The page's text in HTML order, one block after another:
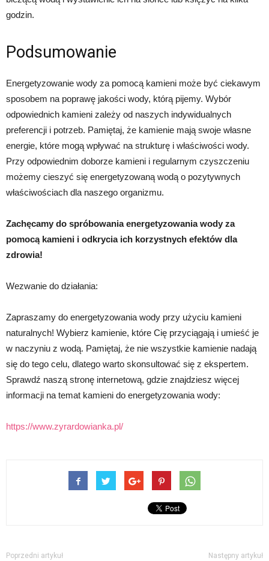
godzin.
Podsumowanie
Energetyzowanie wody za pomocą kamieni może być ciekawym
sposobem na poprawę jakości wody, którą pijemy. Wybór
odpowiednich kamieni zależy od naszych indywidualnych
preferencji i potrzeb. Pamiętaj, że kamienie mają swoje własne
energie, które mogą wpływać na strukturę i właściwości wody.
Przy odpowiednim doborze kamieni i regularnym czyszczeniu
możemy cieszyć się energetyzowaną wodą o pozytywnych
właściwościach dla naszego organizmu.
Zachęcamy do spróbowania energetyzowania wody za
pomocą kamieni i odkrycia ich korzystnych efektów dla
zdrowia!
Wezwanie do działania:
Zapraszamy do energetyzowania wody przy użyciu kamieni
naturalnych! Wybierz kamienie, które Cię przyciągają i umieść je
w naczyniu z wodą. Pamiętaj, że nie wszystkie kamienie nadają
się do tego celu, dlatego warto skonsultować się z ekspertem.
Sprawdź naszą stronę internetową, gdzie znajdziesz więcej
informacji na temat kamieni do energetyzowania wody:
https://www.zyrardowianka.pl/
Poprzedni artykuł Następny artykuł